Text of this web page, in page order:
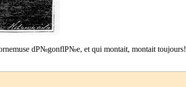
dР№gonflР№e, et qui montait, montait toujours!